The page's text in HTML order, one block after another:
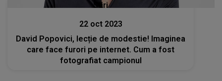
Stiri
22 oct 2023
David Popovici, lecție de modestie! Imaginea
care face furori pe internet. Cum a fost
fotografiat campionul